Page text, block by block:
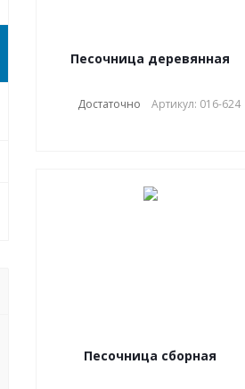
Песочница деревянная
Достаточно Артикул: 016-624
Песочница сборная